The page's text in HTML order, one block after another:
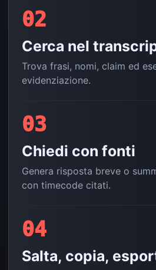
02
Cerca nel
Trova frasi, nomi, claim ed
evidenziazione.
03
Chiedi con fonti
Genera risposta breve o
con timecode citati.
04
Salta, copia,